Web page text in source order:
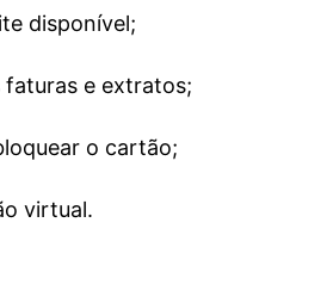
disponível;
faturas e extratos;
o cartão;
virtual.